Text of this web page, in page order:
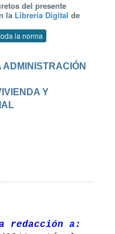
del presente
la Librería Digital de
la norma
Y
redacción a: